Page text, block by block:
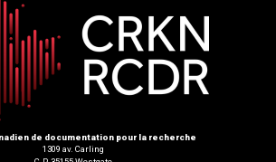
de documentation pour la recherche
1309 av. Carling